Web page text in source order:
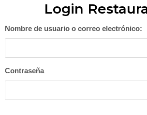
Login
Nombre de usuario o correo electrónico:
Contraseña